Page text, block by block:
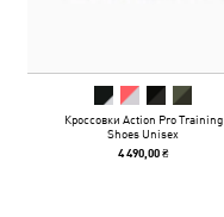
Кроссовки Action Pro Training
Shoes Unisex
4 490,00 ₴